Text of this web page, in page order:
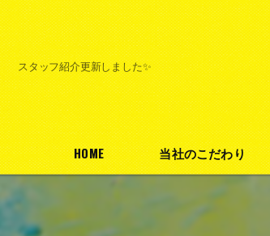
スタッフ紹介更新しました✨
HOME 当社のこだわり